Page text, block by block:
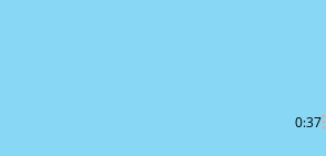
0:37